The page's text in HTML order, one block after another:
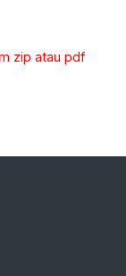
zip atau pdf